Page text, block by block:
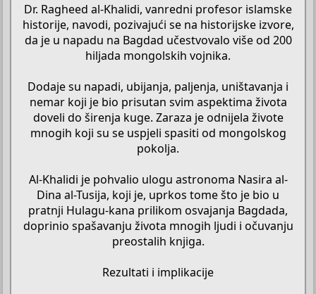
Dr. Ragheed al-Khalidi, vanredni profesor islamske
historije, navodi, pozivajući se na historijske izvore,
da je u napadu na Bagdad učestvovalo više od 200
hiljada mongolskih vojnika.
Dodaje su napadi, ubijanja, paljenja, uništavanja i
nemar koji je bio prisutan svim aspektima života
doveli do širenja kuge. Zaraza je odnijela živote
mnogih koji su se uspjeli spasiti od mongolskog
pokolja.
Al-Khalidi je pohvalio ulogu astronoma Nasira al-
Dina al-Tusija, koji je, uprkos tome što je bio u
pratnji Hulagu-kana prilikom osvajanja Bagdada,
doprinio spašavanju života mnogih ljudi i očuvanju
preostalih knjiga.
Rezultati i implikacije